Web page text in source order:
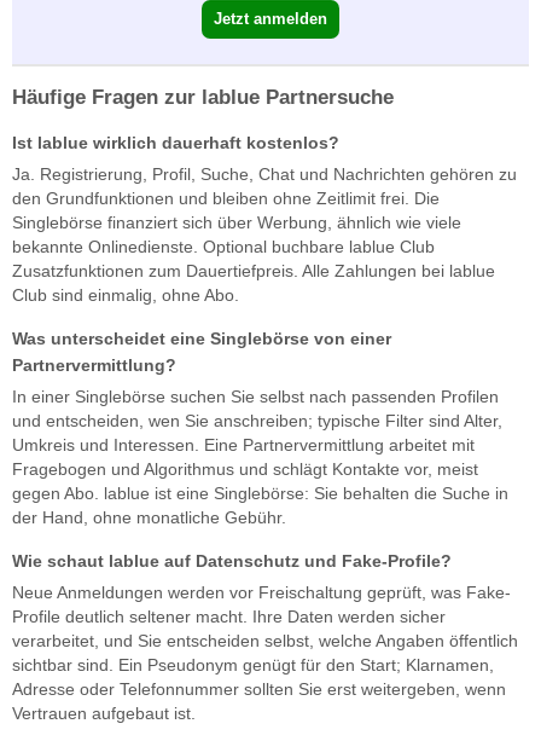
Jetzt anmelden
Häufige Fragen zur lablue Partnersuche
Ist lablue wirklich dauerhaft kostenlos?
Ja. Registrierung, Profil, Suche, Chat und Nachrichten gehören zu
den Grundfunktionen und bleiben ohne Zeitlimit frei. Die
Singlebörse finanziert sich über Werbung, ähnlich wie viele
bekannte Onlinedienste. Optional buchbare lablue Club
Zusatzfunktionen zum Dauertiefpreis. Alle Zahlungen bei lablue
Club sind einmalig, ohne Abo.
Was unterscheidet eine Singlebörse von einer
Partnervermittlung?
In einer Singlebörse suchen Sie selbst nach passenden Profilen
und entscheiden, wen Sie anschreiben; typische Filter sind Alter,
Umkreis und Interessen. Eine Partnervermittlung arbeitet mit
Fragebogen und Algorithmus und schlägt Kontakte vor, meist
gegen Abo. lablue ist eine Singlebörse: Sie behalten die Suche in
der Hand, ohne monatliche Gebühr.
Wie schaut lablue auf Datenschutz und Fake-Profile?
Neue Anmeldungen werden vor Freischaltung geprüft, was Fake-
Profile deutlich seltener macht. Ihre Daten werden sicher
verarbeitet, und Sie entscheiden selbst, welche Angaben öffentlich
sichtbar sind. Ein Pseudonym genügt für den Start; Klarnamen,
Adresse oder Telefonnummer sollten Sie erst weitergeben, wenn
Vertrauen aufgebaut ist.